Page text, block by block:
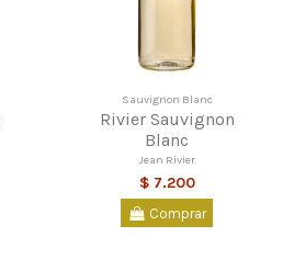
Sauvignon Blanc
Rivier Sauvignon
Blanc
Jean Rivier
$ 7.200
Comprar